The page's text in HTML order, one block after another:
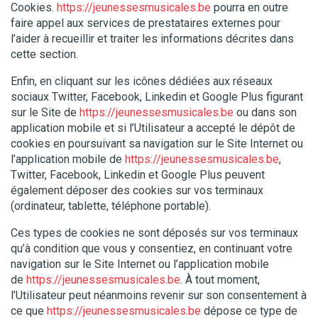
Cookies. https://jeunessesmusicales.be pourra en outre
faire appel aux services de prestataires externes pour
l’aider à recueillir et traiter les informations décrites dans
cette section.
Enfin, en cliquant sur les icônes dédiées aux réseaux
sociaux Twitter, Facebook, Linkedin et Google Plus figurant
sur le Site de https://jeunessesmusicales.be ou dans son
application mobile et si l’Utilisateur a accepté le dépôt de
cookies en poursuivant sa navigation sur le Site Internet ou
l’application mobile de https://jeunessesmusicales.be,
Twitter, Facebook, Linkedin et Google Plus peuvent
également déposer des cookies sur vos terminaux
(ordinateur, tablette, téléphone portable).
Ces types de cookies ne sont déposés sur vos terminaux
qu’à condition que vous y consentiez, en continuant votre
navigation sur le Site Internet ou l’application mobile
de https://jeunessesmusicales.be. À tout moment,
l’Utilisateur peut néanmoins revenir sur son consentement à
ce que https://jeunessesmusicales.be dépose ce type de